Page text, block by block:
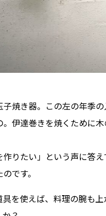
焼き器。この左の年季
伊達巻きを焼くために
作りたい」という声に答
です。
を使えば、料理の腕も